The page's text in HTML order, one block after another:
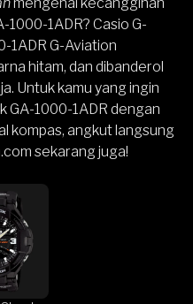
1000-1ADR? Casio G-
1ADR G-Aviation
hitam, dan dibanderol
Untuk kamu yang ingin
GA-1000-1ADR dengan
kompas, angkut langsung
sekarang juga!